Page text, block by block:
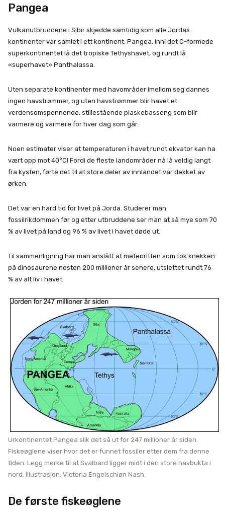
Pangea
Vulkanutbruddene i Sibir skjedde samtidig som alle Jordas
kontinenter var samlet i ett kontinent; Pangea. Inni det C-formede
superkontinentet lå det tropiske Tethyshavet, og rundt lå
«superhavet» Panthalassa.
Uten separate kontinenter med havområder imellom seg dannes
ingen havstrømmer, og uten havstrømmer blir havet et
verdensomspennende, stillestående plaskebasseng som blir
varmere og varmere for hver dag som går.
Noen estimater viser at temperaturen i havet rundt ekvator kan ha
vært opp mot 40°C! Fordi de fleste landområder nå lå veldig langt
fra kysten, førte det til at store deler av innlandet var dekket av
ørken.
Det var en hard tid for livet på Jorda. Studerer man
fossilrikdommen før og etter utbruddene ser man at så mye som 70
% av livet på land og 96 % av livet i havet døde ut.
Til sammenligning har man anslått at meteoritten som tok knekken
på dinosaurene nesten 200 millioner år senere, utslettet rundt 76
% av alt liv i havet.
Urkontinentet Pangea slik det så ut for 247 millioner år siden.
Fiskeøglene viser hvor det er funnet fossiler etter dem fra denne
tiden. Legg merke til at Svalbard ligger midt i den store havbukta i
nord. Illustrasjon: Victoria Engelschiøn Nash.
De første fiskeøglene